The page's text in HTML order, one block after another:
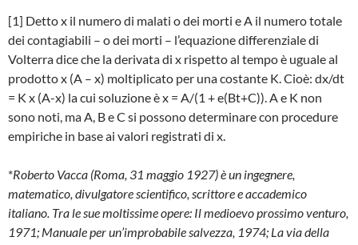
[1] Detto x il numero di malati o dei morti e A il numero totale
dei contagiabili – o dei morti – l’equazione differenziale di
Volterra dice che la derivata di x rispetto al tempo è uguale al
prodotto x (A – x) moltiplicato per una costante K. Cioè: dx/dt
= K x (A-x) la cui soluzione è x = A/(1 + e(Bt+C)). A e K non
sono noti, ma A, B e C si possono determinare con procedure
empiriche in base ai valori registrati di x.
*Roberto Vacca (Roma, 31 maggio 1927) è un ingegnere,
matematico, divulgatore scientifico, scrittore e accademico
italiano. Tra le sue moltissime opere: Il medioevo prossimo venturo,
1971; Manuale per un’improbabile salvezza, 1974; La via della